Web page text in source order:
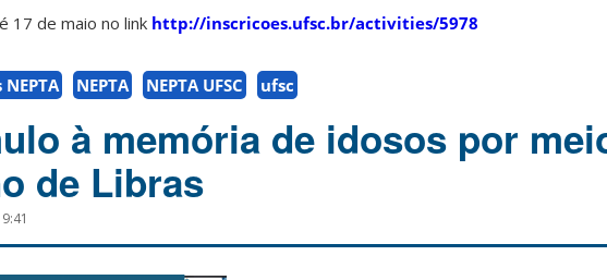
17 de maio no link http://inscricoes.ufsc.br/activities/5978
NEPTA NEPTA UFSC ufsc
à memória de idosos por
de Libras